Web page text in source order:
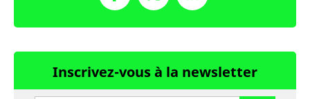
Inscrivez-vous à la newsletter